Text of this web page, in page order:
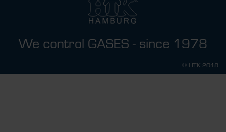
We control GASES - since 1978
© HTK 2018